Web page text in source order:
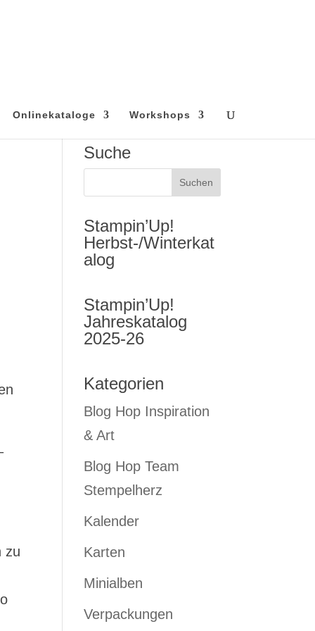
Onlinekataloge Workshops
zu
Suche
Stampin’Up!
Herbst-/Winterkat
alog
Stampin’Up!
Jahreskatalog
2025-26
Kategorien
Blog Hop Inspiration
& Art
Blog Hop Team
Stempelherz
Kalender
Karten
Minialben
Verpackungen